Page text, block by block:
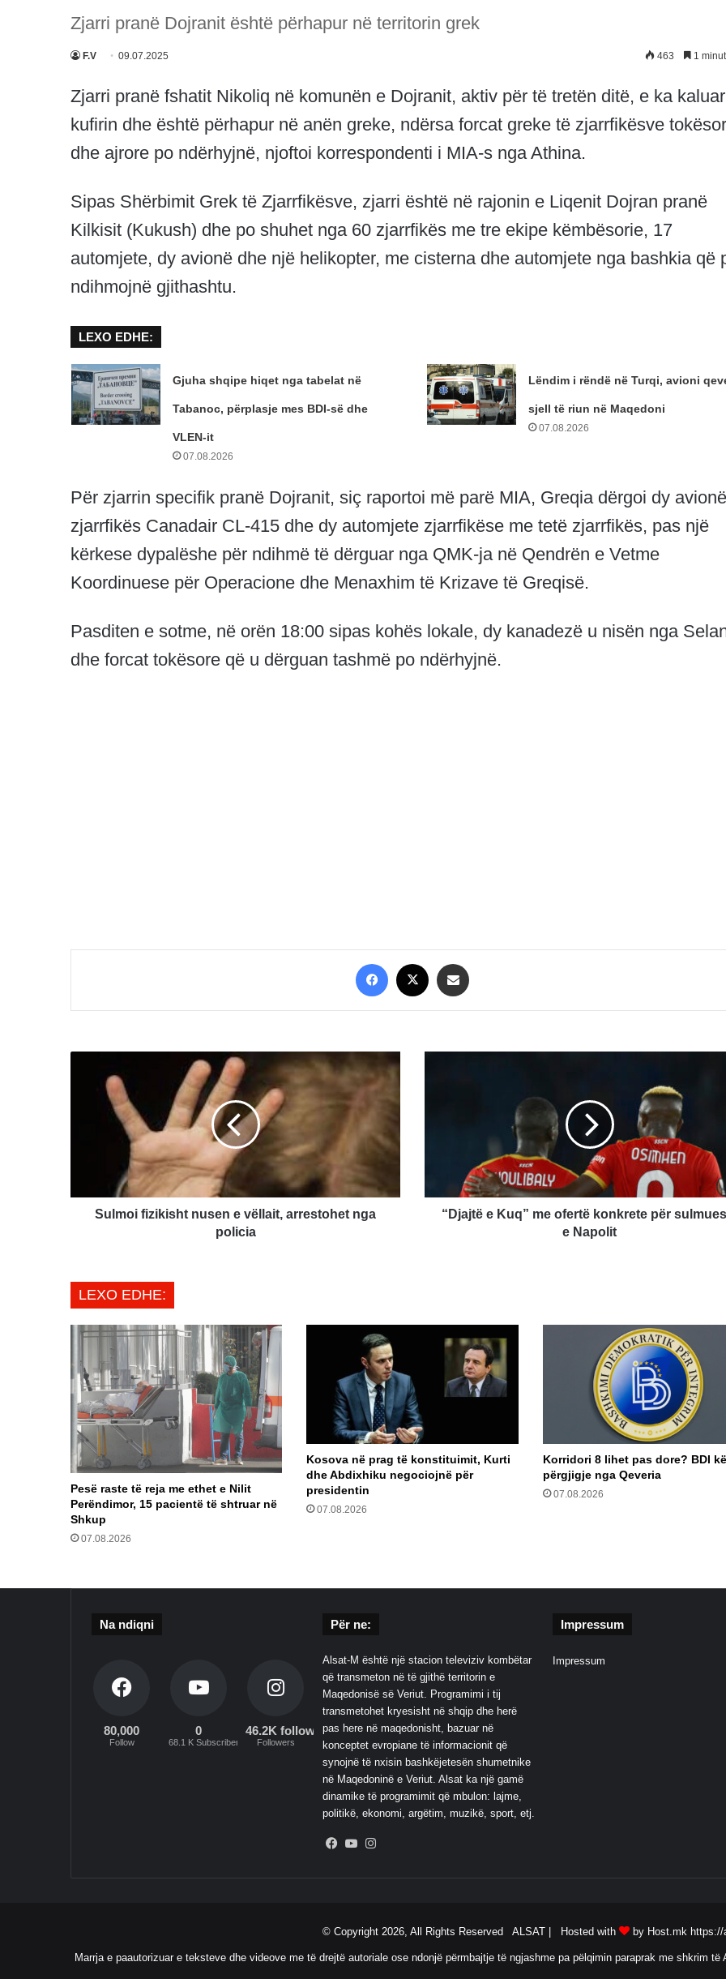
Zjarri pranë Dojranit është përhapur në territorin grek
F.V 09.07.2025 463 1
Zjarri pranë fshatit Nikoliq në komunën e Dojranit, aktiv për të tretën ditë, e ka kaluar
kufirin dhe është përhapur në anën greke, ndërsa forcat greke të zjarrfikësve
dhe ajrore po ndërhyjnë, njoftoi korrespondenti i MIA-s nga Athina.
Sipas Shërbimit Grek të Zjarrfikësve, zjarri është në rajonin e Liqenit Dojran pranë
Kilkisit (Kukush) dhe po shuhet nga 60 zjarrfikës me tre ekipe këmbësorie, 17
automjete, dy avionë dhe një helikopter, me cisterna dhe automjete nga bashkia që
ndihmojnë gjithashtu.
LEXO EDHE:
Gjuha shqipe hiqet nga tabelat në
Tabanoc, përplasje mes BDI-së dhe
VLEN-it
07.08.2026
Lëndim i rëndë në Turqi, avioni
sjell të riun në Maqedoni
07.08.2026
Për zjarrin specifik pranë Dojranit, siç raportoi më parë MIA, Greqia dërgoi dy avionë
zjarrfikës Canadair CL-415 dhe dy automjete zjarrfikëse me tetë zjarrfikës, pas një
kërkese dypalëshe për ndihmë të dërguar nga QMK-ja në Qendrën e Vetme
Koordinuese për Operacione dhe Menaxhim të Krizave të Greqisë.
Pasditen e sotme, në orën 18:00 sipas kohës lokale, dy kanadezë u nisën nga
dhe forcat tokësore që u dërguan tashmë po ndërhyjnë.
Facebook
Sulmoi fizikisht nusen e vëllait, arrestohet nga
policia
sulmuesin
e
Napolit“Djajtë e Kuq” me ofertë konkrete për
e Napolit
LEXO EDHE:
Pesë raste të reja me ethet e Nilit
Perëndimor, 15 pacientë të shtruar në
Shkup
07.08.2026
Kosova në prag të konstituimit, Kurti
dhe Abdixhiku negociojnë për
presidentin
07.08.2026
Korridori 8 lihet pas dore? BDI
përgjigje nga Qeveria
07.08.2026
Na ndiqni
80,000
Follow
0
68.1 K Subscribers
46.2K followers
Followers
Për ne:
Alsat-M është një stacion televiziv kombëtar
që transmeton në të gjithë territorin e
Maqedonisë së Veriut. Programimi i tij
transmetohet kryesisht në shqip dhe herë
pas here në maqedonisht, bazuar në
konceptet evropiane të informacionit që
synojnë të nxisin bashkëjetesën shumetnike
në Maqedoninë e Veriut. Alsat ka një gamë
dinamike të programimit që mbulon: lajme,
politikë, ekonomi, argëtim, muzikë, sport, etj.
Facebook
YouTube
Impressum
Impressum
© Copyright 2026, All Rights Reserved ALSAT | Hosted with by Host.mk
Marrja e paautorizuar e teksteve dhe videove me të drejtë autoriale ose ndonjë përmbajtje të ngjashme pa pëlqimin paraprak me shkrim